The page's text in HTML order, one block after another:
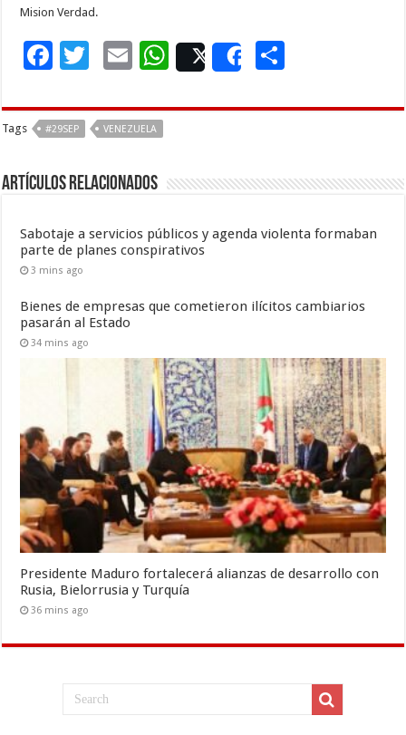
Mision Verdad.
F
e
b
o
o
k
T
tt
er
E
ai
l
W
at
p
p
Post Share
m
ar
ti
r
Tags #29SEP VENEZUELA
Artículos Relacionados
Sabotaje a servicios públicos y agenda violenta formaban
parte de planes conspirativos
3 mins ago
Bienes de empresas que cometieron ilícitos cambiarios
pasarán al Estado
34 mins ago
Presidente Maduro fortalecerá alianzas de desarrollo con
Rusia, Bielorrusia y Turquía
36 mins ago